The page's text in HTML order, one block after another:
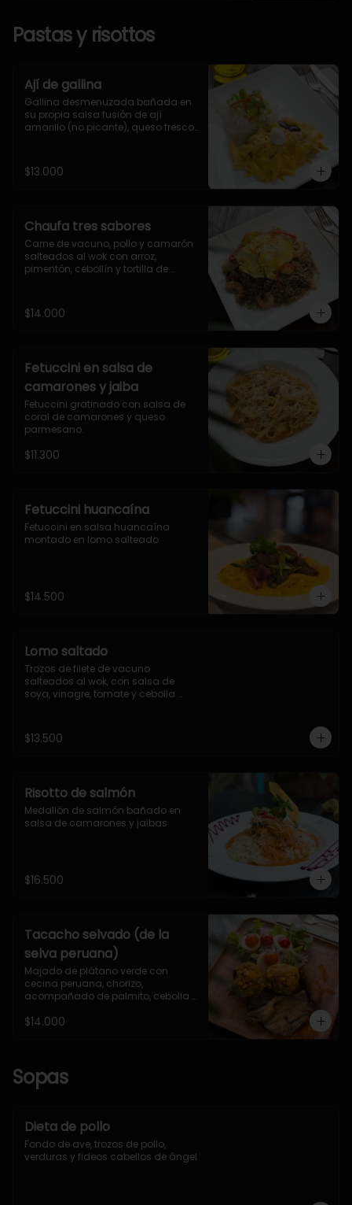
Pastas y risottos
Ají de gallina
Gallina desmenuzada bañada en
su propia salsa fusión de ají
amarillo (no picante), queso fresco
$13.000
Chaufa tres sabores
Carne de vacuno, pollo y camarón
salteados al wok con arroz,
pimentón, cebollín y tortilla de
$14.000
Fetuccini en salsa de
camarones y jaiba
Fetuccini gratinado con salsa de
coral de camarones y queso
parmesano.
$11.300
Fetuccini huancaína
Fetuccini en salsa huancaína
montado en lomo salteado
$14.500
Lomo saltado
Trozos de filete de vacuno
salteados al wok, con salsa de
soya, vinagre, tomate y cebolla
$13.500
Risotto de salmón
Medallón de salmón bañado en
salsa de camarones y jaibas
$16.500
Tacacho selvado (de la
selva peruana)
Majado de plátano verde con
cecina peruana, chorizo,
acompañado de palmito, cebolla
$14.000
Sopas
Dieta de pollo
Fondo de ave, trozos de pollo,
verduras y fideos cabellos de ángel